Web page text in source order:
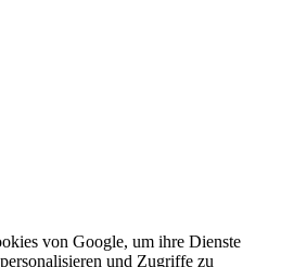
von Google, um ihre Dienste
und Zugriffe zu